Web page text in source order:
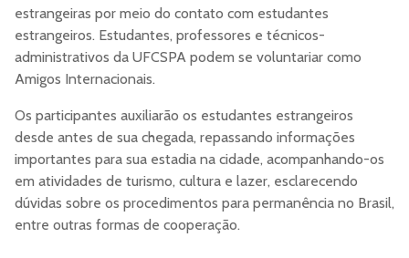
estrangeiras por meio do contato com estudantes
estrangeiros. Estudantes, professores e técnicos-
administrativos da UFCSPA podem se voluntariar como
Amigos Internacionais.
Os participantes auxiliarão os estudantes estrangeiros
desde antes de sua chegada, repassando informações
importantes para sua estadia na cidade, acompanhando-os
em atividades de turismo, cultura e lazer, esclarecendo
dúvidas sobre os procedimentos para permanência no Brasil,
entre outras formas de cooperação.